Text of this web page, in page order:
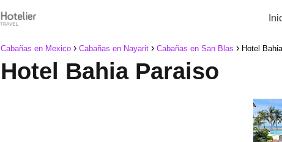
Cabañas en Mexico Cabañas en Nayarit Cabañas en San Blas Hotel
Hotel Bahia Paraiso